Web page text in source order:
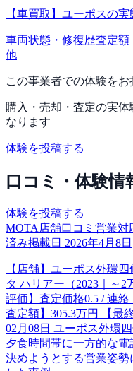
【車買取】ユーポスの
車両状態・修復歴査定額
他
この事業者での体験をお
購入・売却・査定の実
なります
体験を投稿する
口コミ・体験情
体験を投稿する
MOTA店舗口コミ 営業対
済み掲載日 2026年4月8日
【店舗】ユーポス外環
タ ハリアー（2023｜～2
評価】査定価格0.5 / 連
査定額】305.3万円 【最
02月08日 ユーポス外環
夕食時間帯に一方的な
決めようとする営業姿